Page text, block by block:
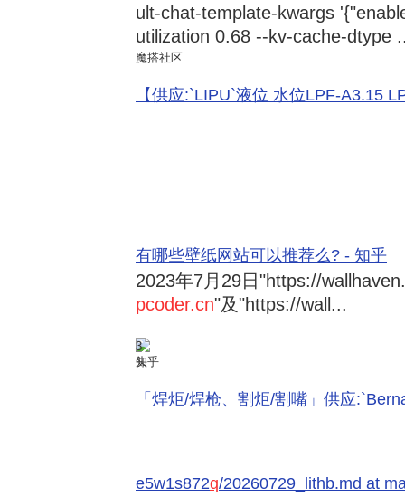
ult-chat-template-kwargs
utilization 0.68 --kv-cache-dtype
魔搭社区
【供应:`LIPU`液位 水位LPF-A3.15
有哪些壁纸网站可以推荐么? - 知乎
2023年7月29日 "https://
pcoder.cn"及"https://wall...
3
知乎
「焊炬/焊枪、割炬/割嘴」供应
e5w1s872q/20260729_lithb.md at